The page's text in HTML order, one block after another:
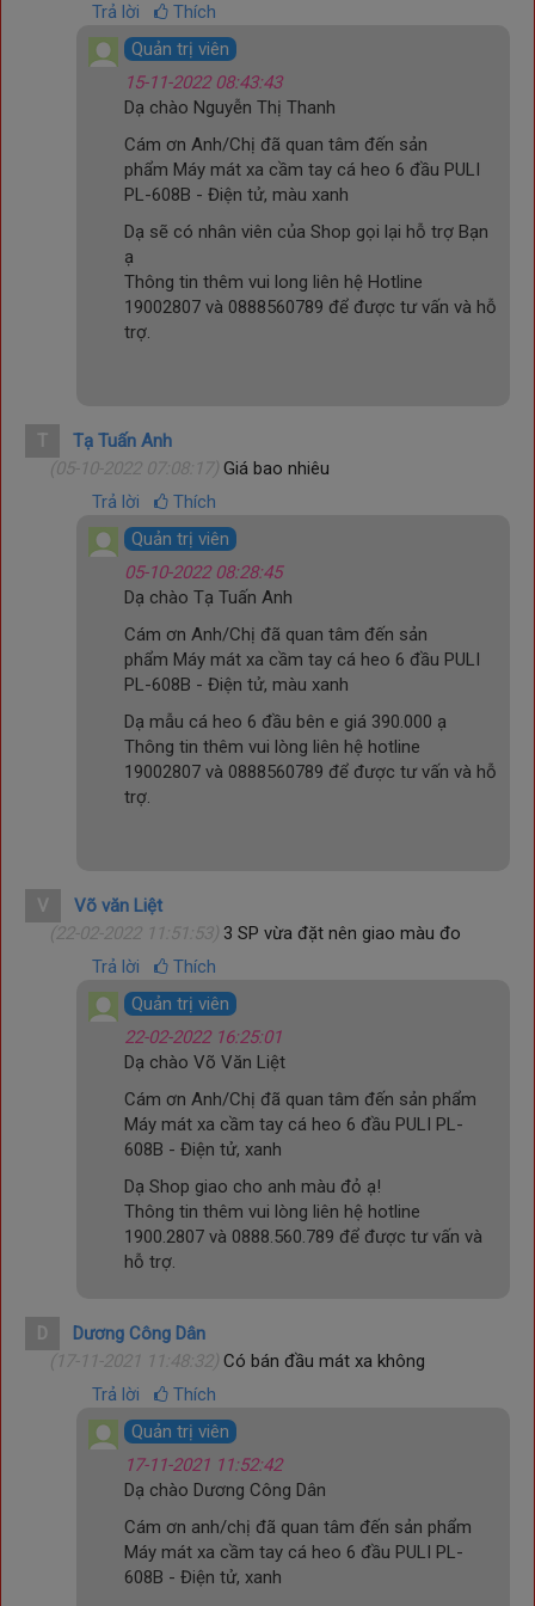
Đầu massage tròn:thích hợp massage, xoa bóp cho toàn
bộ cơ thể, hỗ trợ giúp các cơ được thư giãn.
Đầu massage 5 chấu:thích hợp dùng để massage, xoa
bóp vòng eo, mông và đùi, hỗ trợ các cơ săn chắc.
Điều khiển điện tử với nhiều chế độ rung
NK-608Bsử dụng bảng điều khiển với các nút bấm điện
tử thông minh, cho phép người dùng dễ dàng tùy chỉnh nhiều
cấp độ tốc độ khác nhau theo nhu cầu. Nhờ thiết kế nút bấm
điện tử còn cung cấp nhiều chế độ rung linh hoạt, giúp bạn dễ
dàng lựa chọn mức độ phù hợp với cơ thể, mang đến trải
Chế độ massage linh hoạt
Máy massage cầm tay cá heoNikio
kiểu rung massage khác nhau, từ nhẹ nhàng thư giãn cho đến
cơ mỏi. Đồng thời, thiết bị còn cho phép lựa chọn 6 cấp độ
cường độ rung, giúp bạn dễ dàng điều chỉnh mức độ mạnh
yếu phù hợp với nhu cầu của từng vùng cơ thể. Chế độ
Trả lời
Thích
Quản trị viên
15-11-2022 08:43:43
Dạ chào Nguyễn Thị Thanh
Cám ơn Anh/Chị đã quan tâm đến sản
phẩm Máy mát xa cầm tay cá heo 6 đầu PULI
PL-608B - Điện tử, màu xanh
Dạ sẽ có nhân viên của Shop gọi lại hỗ trợ Bạn
ạ
Thông tin thêm vui long liên hệ Hotline
19002807 và 0888560789 để được tư vấn và hỗ
trợ.
T
Tạ Tuấn Anh
(05-10-2022 07:08:17) Giá bao nhiêu
Trả lời
Thích
Quản trị viên
05-10-2022 08:28:45
Dạ chào Tạ Tuấn Anh
Cám ơn Anh/Chị đã quan tâm đến sản
phẩm Máy mát xa cầm tay cá heo 6 đầu PULI
PL-608B - Điện tử, màu xanh
Dạ mẫu cá heo 6 đầu bên e giá 390.000 ạ
Thông tin thêm vui lòng liên hệ hotline
19002807 và 0888560789 để được tư vấn và hỗ
trợ.
V
Võ văn Liệt
(22-02-2022 11:51:53) 3 SP vừa đặt nên giao màu đo
Trả lời
Thích
Quản trị viên
22-02-2022 16:25:01
Dạ chào Võ Văn Liệt
Cám ơn Anh/Chị đã quan tâm đến sản phẩm
Máy mát xa cầm tay cá heo 6 đầu PULI PL-
608B - Điện tử, xanh
Dạ Shop giao cho anh màu đỏ ạ!
Thông tin thêm vui lòng liên hệ hotline
1900.2807 và 0888.560.789 để được tư vấn và
hỗ trợ.
D
Dương Công Dân
(17-11-2021 11:48:32) Có bán đầu mát xa không
Trả lời
Thích
Quản trị viên
17-11-2021 11:52:42
Dạ chào Dương Công Dân
Cám ơn anh/chị đã quan tâm đến sản phẩm
Máy mát xa cầm tay cá heo 6 đầu PULI PL-
608B - Điện tử, xanh